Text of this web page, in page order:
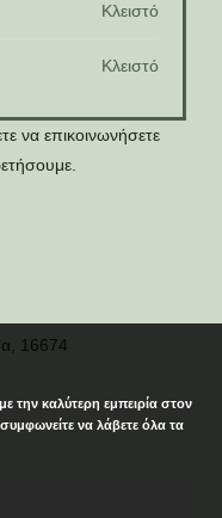
Κλειστό
Κλειστό
να επικοινωνήσετε
16674
την καλύτερη εμπειρία στον
να λάβετε όλα τα